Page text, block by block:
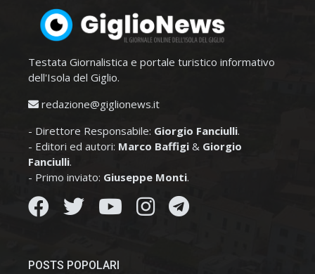
Testata Giornalistica e portale turistico informativo
dell'Isola del Giglio.
redazione@giglionews.it
- Direttore Responsabile: Giorgio Fanciulli.
- Editori ed autori: Marco Baffigi & Giorgio
Fanciulli.
- Primo inviato: Giuseppe Monti.
POSTS POPOLARI